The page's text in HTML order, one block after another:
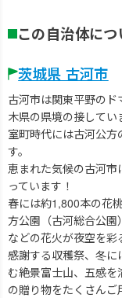
この自治体につ
茨城県 古河市
古河市は関東平野の
木県の県境の接してい
室町時代には古河公
す。
恵まれた気候の古河市
っています！
春には約1,800本の花
方公園（古河総合公園
などの花火が夜空を
感謝する収穫祭、冬
む絶景富士山、五感
の贈り物をたくさんご